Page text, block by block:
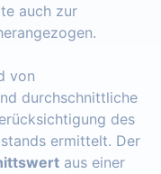
auch zur
von
durchschnittliche
des
ermittelt. Der
aus einer